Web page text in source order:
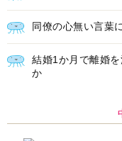
同僚の心無い言葉
結婚1か月で離婚
か